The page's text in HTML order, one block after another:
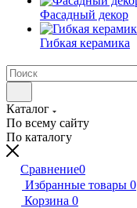
Фасадный декор
Гибкая керамика
Каталог
По всему сайту
По каталогу
Сравнение0
Избранные товары 0
Корзина 0